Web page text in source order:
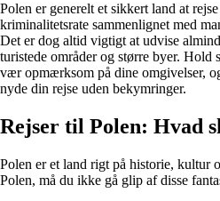
Polen er generelt et sikkert land at
kriminalitetsrate sammenlignet med
Det er dog altid vigtigt at udvise
turistede områder og større byer. Hold
vær opmærksom på dine omgivelser,
nyde din rejse uden bekymringer.
Rejser til Polen: Hvad
Polen er et land rigt på historie, kultur
Polen, må du ikke gå glip af disse